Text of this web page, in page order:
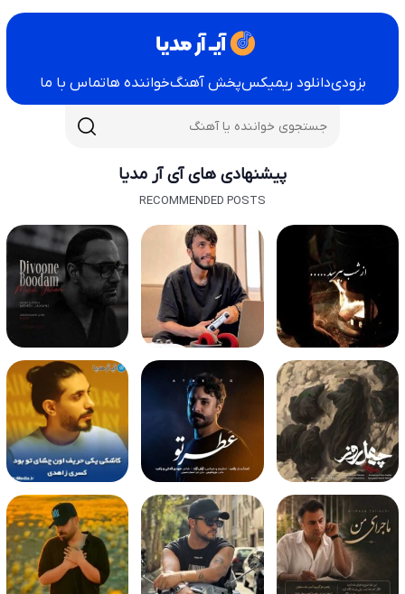
بزودیدانلود ریمیکسپخش آهنگخواننده هاتماس با ما
پیشنهادی های آی آر مدیا
RECOMMENDED POSTS